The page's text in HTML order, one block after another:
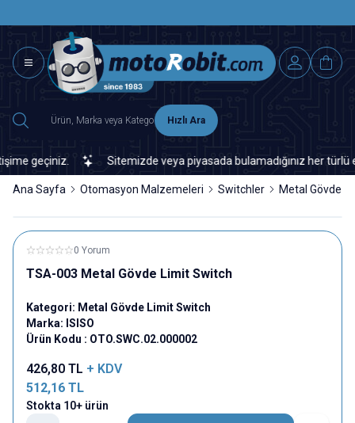
Hızlı Ara
geçiniz. Sitemizde veya piyasada bulamadığınız her türlü
Ana Sayfa Otomasyon Malzemeleri Switchler Metal Gövde
0 Yorum
TSA-003 Metal Gövde Limit Switch
Kategori: Metal Gövde Limit Switch
Marka: ISISO
Ürün Kodu : OTO.SWC.02.000002
426,80 TL + KDV
512,16 TL
Stokta 10+ ürün